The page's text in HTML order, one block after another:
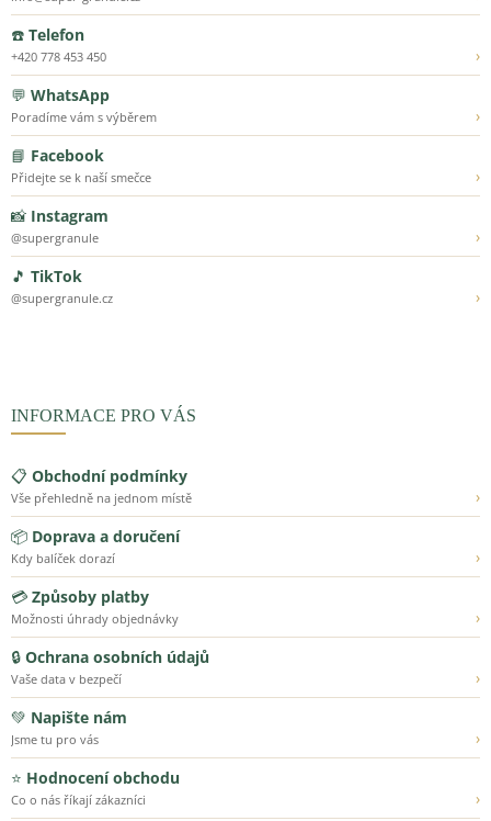
☎️ Telefon
+420 778 453 450
›
💬 WhatsApp
Poradíme vám s výběrem
›
📘 Facebook
Přidejte se k naší smečce
›
📸 Instagram
@supergranule
›
🎵 TikTok
@supergranule.cz ›
INFORMACE PRO VÁS
📋 Obchodní podmínky
Vše přehledně na jednom místě
›
📦 Doprava a doručení
Kdy balíček dorazí
›
💳 Způsoby platby
Možnosti úhrady objednávky
›
🔒 Ochrana osobních údajů
Vaše data v bezpečí
›
💚 Napište nám
Jsme tu pro vás
›
⭐ Hodnocení obchodu
Co o nás říkají zákazníci
›